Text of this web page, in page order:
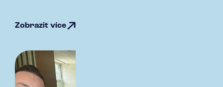
Zobrazit více